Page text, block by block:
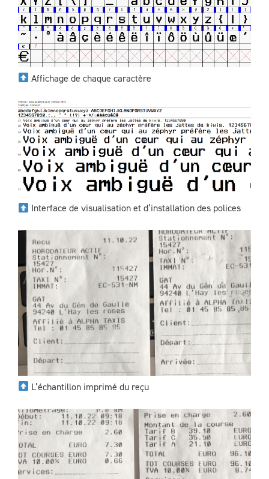
Affichage de chaque caractère
Interface de visualisation et d’installation des polices
L’échantillon imprimé du reçu